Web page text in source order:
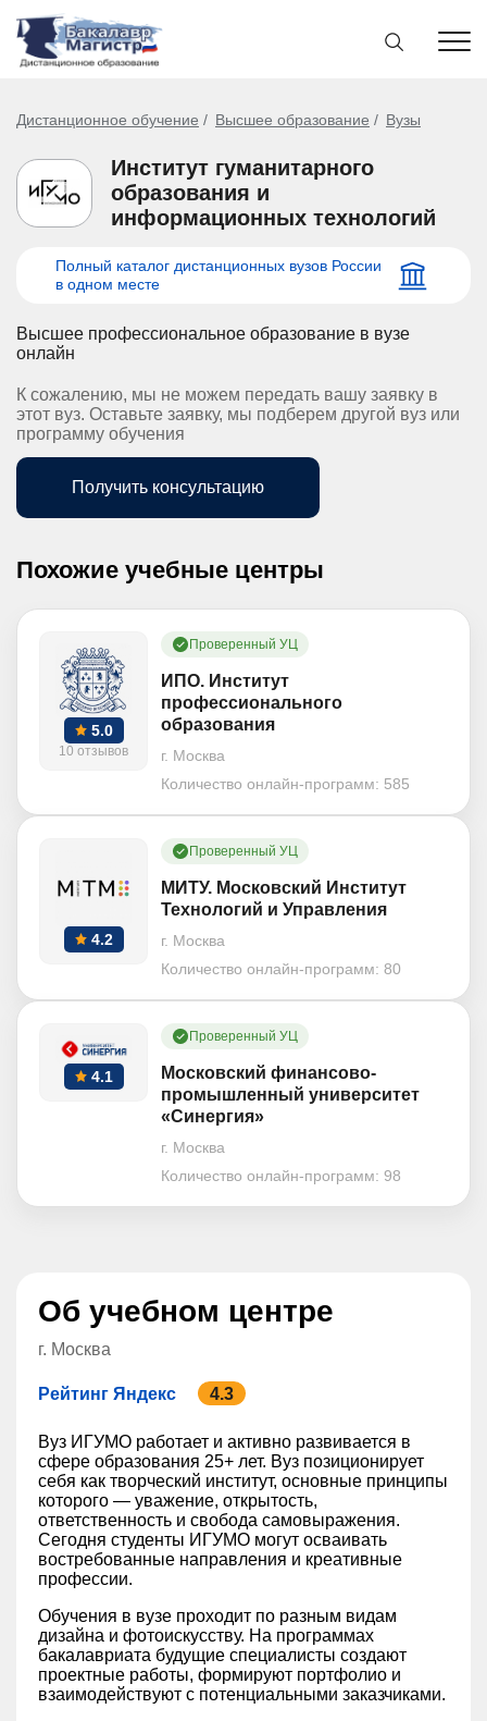
Дистанционное обучение Высшее образование Вузы
Институт гуманитарного
образования и
информационных технологий
Полный каталог дистанционных вузов России
в одном месте
Высшее профессиональное образование в вузе
онлайн
К сожалению, мы не можем передать вашу заявку в
этот вуз. Оставьте заявку, мы подберем другой вуз или
программу обучения
Получить консультацию
Похожие учебные центры
5.0
10 отзывов
Проверенный УЦ
ИПО. Институт
профессионального
образования
г. Москва
Количество онлайн-программ: 585
4.2
Проверенный УЦ
МИТУ. Московский Институт
Технологий и Управления
г. Москва
Количество онлайн-программ: 80
4.1
Проверенный УЦ
Московский финансово-
промышленный университет
«Синергия»
г. Москва
Количество онлайн-программ: 98
Об учебном центре
г. Москва
Рейтинг Яндекс 4.3
Вуз ИГУМО работает и активно развивается в
сфере образования 25+ лет. Вуз позиционирует
себя как творческий институт, основные принципы
которого — уважение, открытость,
ответственность и свобода самовыражения.
Сегодня студенты ИГУМО могут осваивать
востребованные направления и креативные
профессии.
Обучения в вузе проходит по разным видам
дизайна и фотоискусству. На программах
бакалавриата будущие специалисты создают
проектные работы, формируют портфолио и
взаимодействуют с потенциальными заказчиками.